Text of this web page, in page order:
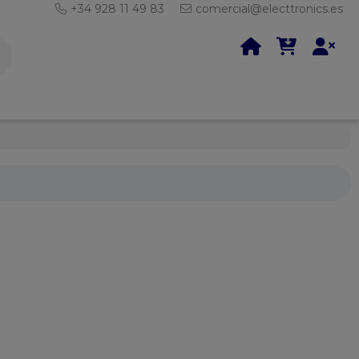
+34 928 11 49 83 comercial@electtronics.es